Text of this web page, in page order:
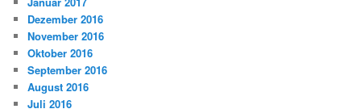
Dezember 2016
November 2016
Oktober 2016
September 2016
August 2016
Juli 2016